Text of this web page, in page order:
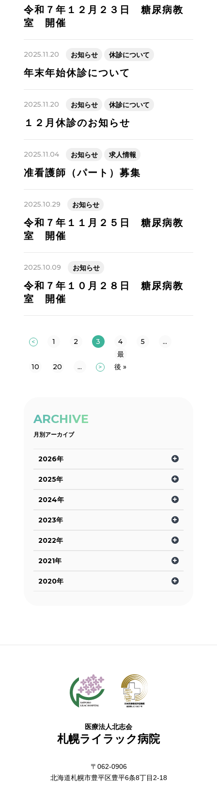
令和７年１２月２３日 糖尿病教
室 開催
2025.11.20 お知らせ 休診について
年末年始休診について
2025.11.20 お知らせ 休診について
１２月休診のお知らせ
2025.11.04 お知らせ 求人情報
准看護師（パート）募集
2025.10.29 お知らせ
令和７年１１月２５日 糖尿病教
室 開催
2025.10.09 お知らせ
令和７年１０月２８日 糖尿病教
室 開催
< 1 2 3 4 5 ...
10 20 ... >
最
後 »
ARCHIVE
月別アーカイブ
2026年
2025年
2024年
2023年
2022年
2021年
2020年
医療法人北志会
札幌ライラック病院
〒062-0906
北海道札幌市豊平区豊平6条8丁目2-18